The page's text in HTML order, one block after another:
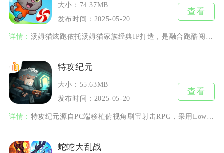
大小：74.37MB
发布时间：2025-05-20
查看
详情： 汤姆猫炫跑依托汤姆猫家族经典IP打造，是融合跑酷闯关、角色养成与城市重建的休闲手游。玩家化
特攻纪元
大小：55.63MB
发布时间：2025-05-20
查看
详情： 特攻纪元源自PC端移植俯视角刷宝射击RPG，采用LowPoly低多边形美术搭建废土末日世界
蛇蛇大乱战